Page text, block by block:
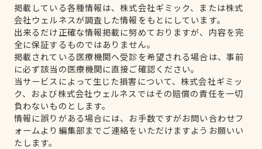
掲載している各種情報は、株式会社ギミック、または株式
会社ウェルネスが調査した情報をもとにしています。
出来るだけ正確な情報掲載に努めておりますが、内容を完
全に保証するものではありません。
掲載されている医療機関へ受診を希望される場合は、事前
に必ず該当の医療機関に直接ご確認ください。
当サービスによって生じた損害について、株式会社ギミッ
ク、および株式会社ウェルネスではその賠償の責任を一切
負わないものとします。
情報に誤りがある場合には、お手数ですがお問い合わせフ
ォームより編集部までご連絡をいただけますようお願いい
たします。